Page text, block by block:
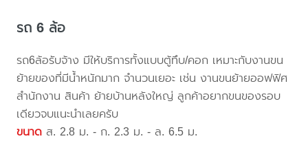
รถ 6 ล้อ
รถ6ล้อรับจ้าง มีให้บริการทั้งแบบตู้ทึบ/คอก เหมาะกับงานขน
ย้ายของที่มีน้ำหนักมาก จำนวนเยอะ เช่น งานขนย้ายออฟฟิศ
สำนักงาน สินค้า ย้ายบ้านหลังใหญ่ ลูกค้าอยากขนของรอบ
เดียวจบแนะนำเลยครับ
ขนาด ส. 2.8 ม. - ก. 2.3 ม. - ล. 6.5 ม.